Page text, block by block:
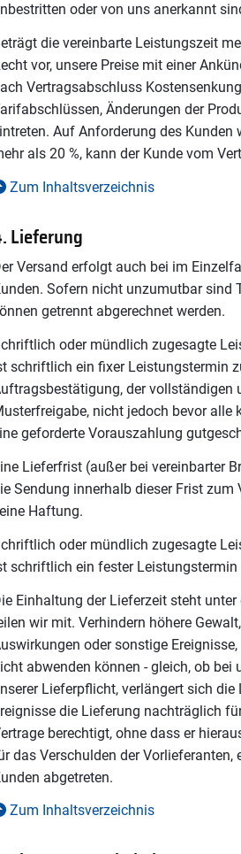
oder von uns anerkannt
die vereinbarte Leistungszeit
vor, unsere Preise mit einer
Vertragsabschluss
Änderungen der
Auf Anforderung des Kunden
als 20 %, kann der Kunde vom
Zum Inhaltsverzeichnis
Lieferung
Versand erfolgt auch bei im
Sofern nicht unzumutbar sind
getrennt abgerechnet werden.
oder mündlich zugesagte
schriftlich ein fixer Leistungstermin
der vollständigen
nicht jedoch bevor
geforderte Vorauszahlung
Lieferfrist (außer bei vereinbarter
Sendung innerhalb dieser Frist
Haftung.
oder mündlich zugesagte
schriftlich ein fester Leistungstermin
Einhaltung der Lieferzeit steht
wir mit. Verhindern höhere
oder sonstige
abwenden können - gleich, ob bei
Lieferpflicht, verlängert sich
die Lieferung nachträglich
berechtigt, ohne dass er
das Verschulden der Vorlieferanten,
abgetreten.
Zum Inhaltsverzeichnis